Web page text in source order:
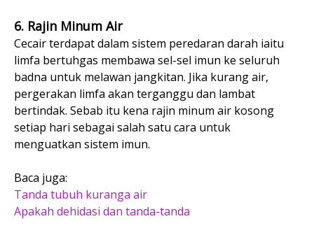
6. Rajin Minum Air
Cecair terdapat dalam sistem peredaran darah iaitu
limfa bertuhgas membawa sel-sel imun ke seluruh
badna untuk melawan jangkitan. Jika kurang air,
pergerakan limfa akan terganggu dan lambat
bertindak. Sebab itu kena rajin minum air kosong
setiap hari sebagai salah satu cara untuk
menguatkan sistem imun.
Baca juga:
Tanda tubuh kuranga air
Apakah dehidasi dan tanda-tanda